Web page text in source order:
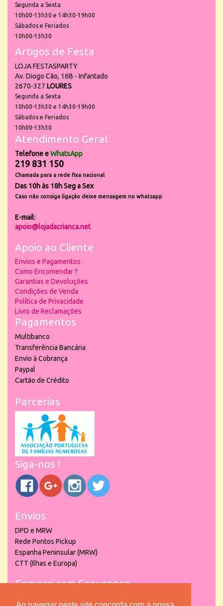
Segunda a Sexta
10h00-13h30 e 14h30-19h00
Sábados e Feriados
10h00-13h30
Artigos de Festa
LOJA FESTASPARTY
Av. Diogo Cão, 16B - Infantado
2670-327 LOURES
Segunda a Sexta
10h00-13h30 e 14h30-19h00
Sábados e Feriados
10h00-13h30
Atendimento Geral
Telefone eWhatsApp
219 831 150
Chamada para a rede fixa nacional
Das 10h às 18h Seg a Sex
Caso não consiga ligação deixe mensagem no whatsapp
E-mail:
apoio@lojadacrianca.net
Apoio ao Cliente
Envios e Pagamentos
Como Encomendar ?
Garantias e Devoluções
Condições de Venda
Política de Privacidade
Livro de Reclamações
Pagamentos
Multibanco
Transferência Bancária
Envio à Cobrança
Paypal
Cartão de Crédito
Parcerias
Siga-nos !
Envios
DPD e MRW
Rede Pontos Pickup
Espanha Peninsular (MRW)
CTT (Ilhas e Europa)
Compre com Segurança